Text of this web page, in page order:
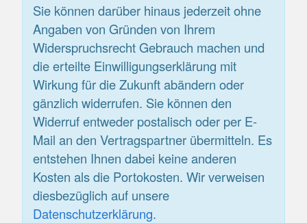
Sie können darüber hinaus jederzeit ohne
Angaben von Gründen von Ihrem
Widerspruchsrecht Gebrauch machen und
die erteilte Einwilligungserklärung mit
Wirkung für die Zukunft abändern oder
gänzlich widerrufen. Sie können den
Widerruf entweder postalisch oder per E-
Mail an den Vertragspartner übermitteln. Es
entstehen Ihnen dabei keine anderen
Kosten als die Portokosten. Wir verweisen
diesbezüglich auf unsere
Datenschutzerklärung.